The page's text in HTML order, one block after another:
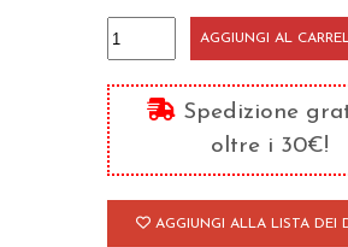
Oltre
la
camorra:
una
storia
di
resistenza
AGGIUNGI AL
Spedizione
oltre i 30€!
AGGIUNGI ALLA LISTA DEI